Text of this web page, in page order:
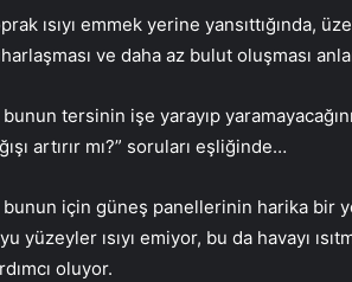
ısıyı emmek yerine yansıttığında,
ve daha az bulut oluşması
bunun tersinin işe yarayıp
artırır mı?” soruları eşliğinde…
bunun için güneş panellerinin harika bir
yüzeyler ısıyı emiyor, bu da havayı
oluyor.